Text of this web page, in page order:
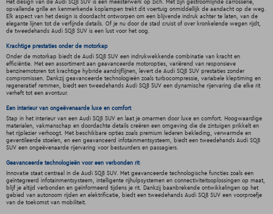
Het design van de Audi SQ8 SUV is een meesterwerk op zich. Met zijn gestroomlijnde carrosserie,
opvallende grille en kenmerkende koplampen trekt dit voertuig onmiddellijk de aandacht op de weg.
Elk aspect van het design is doordacht ontworpen om een blijvende indruk achter te laten, van de
elegante lijnen tot de verfijnde details. Of je nu door de stad cruist of over kronkelende wegen rijdt,
de tweedehands Audi SQ8 SUV is een lust voor het oog.
Krachtige prestaties onder de motorkap
Onder de motorkap biedt de Audi SQ8 SUV een indrukwekkende combinatie van kracht en
efficiëntie. Met een assortiment aan geavanceerde motoropties, variërend van responsieve
benzinemotoren tot krachtige hybride aandrijflijnen, levert de Audi SQ8 SUV prestaties zonder
compromissen. Dankzij geavanceerde technologieën zoals turbocompressie, variabele kleptiming en
regeneratief remmen, biedt een tweedehands Audi SQ8 SUV een dynamische rijervaring die elke rit
verheft tot een avontuur.
Een interieur van ongeëvenaarde luxe en comfort
Stap in het interieur van een Audi SQ8 SUV en laat je omarmen door luxe en comfort. Hoogwaardige
materialen, vakmanschap en doordachte details creëren een omgeving die de zintuigen prikkelt en
het rijplezier verhoogt. Met beschikbare opties zoals premium lederen bekleding, verwarmde en
geventileerde stoelen, en een geavanceerd infotainmentsysteem, biedt een tweedehands Audi SQ8
SUV een ongeëvenaarde rijervaring voor bestuurders en passagiers.
Geavanceerde technologieën voor een verbonden rit
Innovatie staat centraal in de Audi SQ8 SUV. Met geavanceerde technologische functies zoals een
geïntegreerd infotainmentsysteem, intelligente rijhulpsystemen en connectiviteitsoplossingen op maat,
blijf je altijd verbonden en geïnformeerd tijdens je rit. Dankzij baanbrekende ontwikkelingen op het
gebied van autonoom rijden en elektrificatie, biedt een tweedehands Audi SQ8 SUV een voorproefje
van de toekomst van mobiliteit.